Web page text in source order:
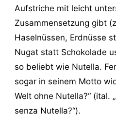
Aufstriche mit leicht
Zusammensetzung gibt
Haselnüssen, Erdnüsse
Nugat statt Schokolade
so beliebt wie Nutella.
sogar in seinem Motto
Welt ohne Nutella?“ (ital.
senza Nutella?“).